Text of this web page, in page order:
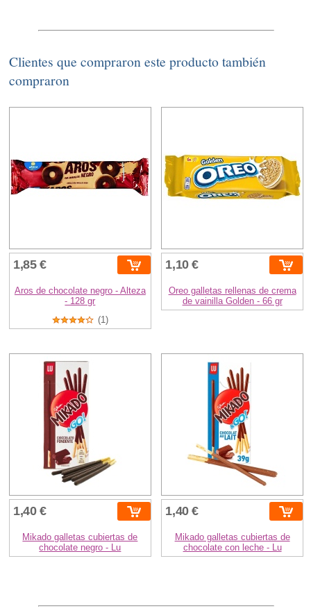
Clientes que compraron este producto también
compraron
1,85 €
Aros de chocolate negro - Alteza
- 128 gr
(1)
1,10 €
Oreo galletas rellenas de crema
de vainilla Golden - 66 gr
1,40 €
Mikado galletas cubiertas de
chocolate negro - Lu
1,40 €
Mikado galletas cubiertas de
chocolate con leche - Lu